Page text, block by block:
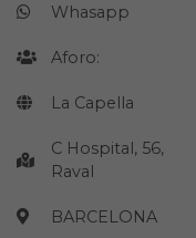
Whasapp
Aforo:
La Capella
C Hospital, 56,
Raval
BARCELONA